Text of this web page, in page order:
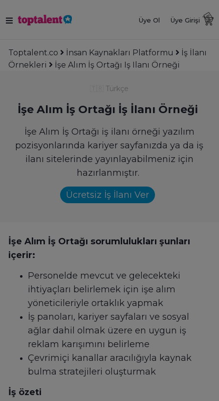
Üye Ol Üye Girişi
Toptalent.co İnsan Kaynakları Platformu
İş İlanı
Örnekleri
İşe Alım İş Ortağı Iş Ilanı Örneği
Türkçe
İşe Alım İş Ortağı İş İlanı Örneği
İşe Alım İş Ortağı iş ilanı örneği yazılım
pozisyonlarında kariyer sayfanızda ya da iş
ilanı sitelerinde yayınlayabilmeniz için
hazırlanmıştır.
Ücretsiz İş İlanı Ver
İşe Alım İş Ortağı sorumlulukları şunları
içerir:
Personelde mevcut ve gelecekteki
ihtiyaçları belirlemek için işe alım
yöneticileriyle ortaklık yapmak
İş panoları, kariyer sayfaları ve sosyal
ağlar dahil olmak üzere en uygun iş
reklam karışımını belirleme
Çevrimiçi kanallar aracılığıyla kaynak
bulma stratejileri oluşturmak
İş özeti